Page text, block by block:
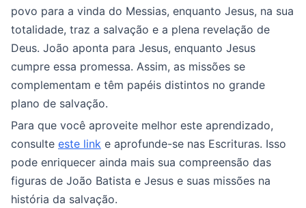
povo para a vinda do Messias, enquanto Jesus, na sua
totalidade, traz a salvação e a plena revelação de
Deus. João aponta para Jesus, enquanto Jesus
cumpre essa promessa. Assim, as missões se
complementam e têm papéis distintos no grande
plano de salvação.
Para que você aproveite melhor este aprendizado,
consulte este link e aprofunde-se nas Escrituras. Isso
pode enriquecer ainda mais sua compreensão das
figuras de João Batista e Jesus e suas missões na
história da salvação.